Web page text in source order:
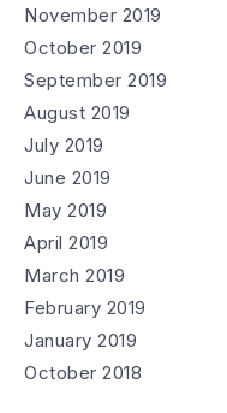
November 2019
October 2019
September 2019
August 2019
July 2019
June 2019
May 2019
April 2019
March 2019
February 2019
January 2019
October 2018